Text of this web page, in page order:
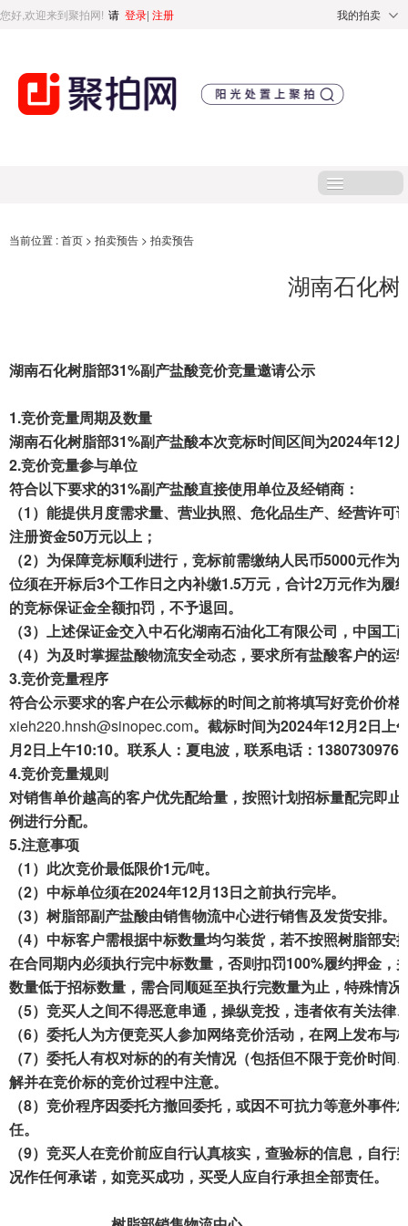
您好,欢迎来到聚拍网! 请 登录| 注册 我的拍卖
首页
处置专区
聚循环
废钢行情
帮助中心
当前位置 :首页 > 拍卖预告 > 拍卖预告
湖南石化
湖南石化树脂部31%副产盐酸竞价竞量邀请公示
1.竞价竞量周期及数量
湖南石化树脂部31%副产盐酸本次竞标时间区间为2024年12
2.竞价竞量参与单位
符合以下要求的31%副产盐酸直接使用单位及经销商：
（1）能提供月度需求量、营业执照、危化品生产、经营许
注册资金50万元以上；
（2）为保障竞标顺利进行，竞标前需缴纳人民币5000元作
位须在开标后3个工作日之内补缴1.5万元，合计2万元作为
的竞标保证金全额扣罚，不予退回。
（3）上述保证金交入中石化湖南石油化工有限公司，中国
（4）为及时掌握盐酸物流安全动态，要求所有盐酸客户的运
3.竞价竞量程序
符合公示要求的客户在公示截标的时间之前将填写好竞价价
xieh220.hnsh@sinopec.com。截标时间为2024年12月2日上
月2日上午10:10。联系人：夏电波，联系电话：
4.竞价竞量规则
对销售单价越高的客户优先配给量，按照计划招标量配完即
例进行分配。
5.注意事项
（1）此次竞价最低限价1元/吨。
（2）中标单位须在2024年12月13日之前执行完毕。
（3）树脂部副产盐酸由销售物流中心进行销售及发货安排。
（4）中标客户需根据中标数量均匀装货，若不按照树脂部
在合同期内必须执行完中标数量，否则扣罚100%履约押金
数量低于招标数量，需合同顺延至执行完数量为止，特殊情
（5）竞买人之间不得恶意串通，操纵竞投，违者依有关法律
（6）委托人为方便竞买人参加网络竞价活动，在网上发布
（7）委托人有权对标的的有关情况（包括但不限于竞价时
解并在竞价标的竞价过程中注意。
（8）竞价程序因委托方撤回委托，或因不可抗力等意外事
任。
（9）竞买人在竞价前应自行认真核实，查验标的信息，自
况作任何承诺，如竞买成功，买受人应自行承担全部责任。